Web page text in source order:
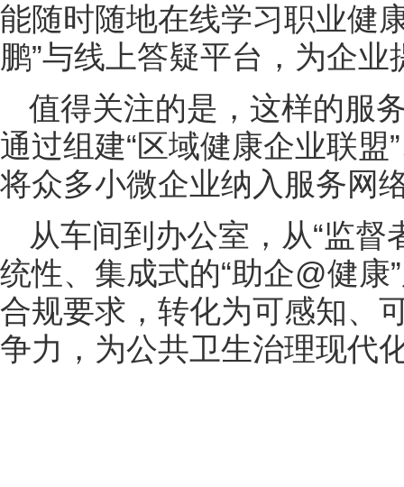
能随时随地在线学习职业健
鹏”与线上答疑平台，为企
值得关注的是，这样的服
通过组建“区域健康企业联盟
将众多小微企业纳入服务网
从车间到办公室，从“监督
统性、集成式的“助企@健
合规要求，转化为可感知、
争力，为公共卫生治理现代